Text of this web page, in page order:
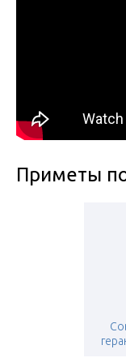
Приметы